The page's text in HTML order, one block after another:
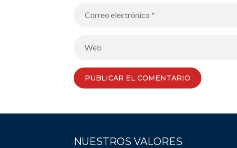
NUESTROS VALORES